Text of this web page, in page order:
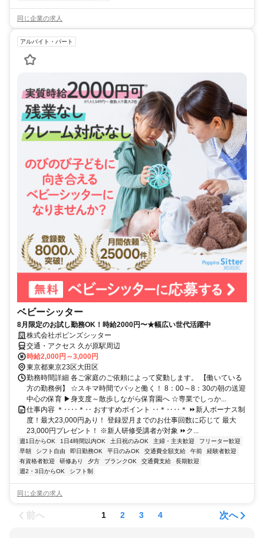
同じ企業の求人
アルバイト・パート
ベビーシッター
8月限定のお試し勤務OK！時給2000円〜★幅広い世代活躍中
株式会社ポピンズシッター
交通・アクセス 久が原駅周辺
時給2,000円～3,000円
東京都東京23区大田区
勤務時間詳細 各ご家庭のご依頼によって変動します。 【働いている
方の勤務例】 ☆スキマ時間でパッと働く！ 8：00～8：30の朝の送迎
中心の保育 ▶身支度～散歩しながら保育園へ ☆専業でしっか...
仕事内容 ＊‥‥＊‥ おすすめポイント ‥＊‥‥＊ ⏩新人ボーナス制
度！最大23,000円あり！ 登録翌月までのお仕事回数に応じて 最大
23,000円プレゼント！ ※新人研修受講者が対象 ⏩ク...
週1日からOK 1日4時間以内OK 土日祝のみOK 主婦・主夫歓迎
フリーター歓迎
早朝
シフト自由 即日勤務OK 平日のみOK 交通費全額支給 午前
経験者歓迎
有資格者歓迎
研修あり 夕方 ブランクOK 交通費支給
長期歓迎
週2・3日からOK
シフト制
同じ企業の求人
前へ 1 2 3 4 次へ